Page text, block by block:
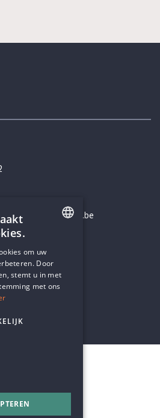
DUTCH
om uw
Door
stemt u in met
met ons